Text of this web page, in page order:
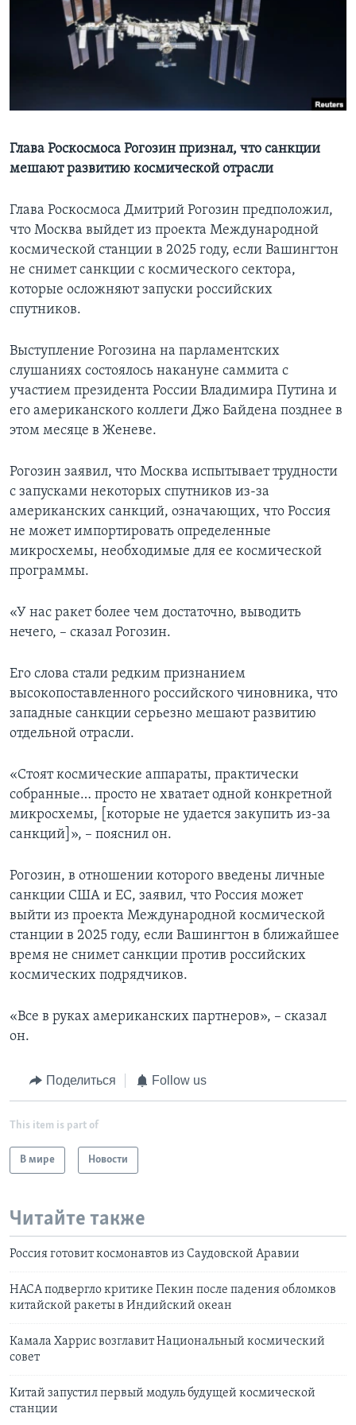
Learning English
СОЦИАЛЬНЫЕ СЕТИ
Языки
Глава Роскосмоса Рогозин признал, что санкции
мешают развитию космической отрасли
Глава Роскосмоса Дмитрий Рогозин предположил,
что Москва выйдет из проекта Международной
космической станции в 2025 году, если Вашингтон
не снимет санкции с космического сектора,
которые осложняют запуски российских
спутников.
Выступление Рогозина на парламентских
слушаниях состоялось накануне саммита с
участием президента России Владимира Путина и
его американского коллеги Джо Байдена позднее в
этом месяце в Женеве.
Рогозин заявил, что Москва испытывает трудности
с запусками некоторых спутников из-за
американских санкций, означающих, что Россия
не может импортировать определенные
микросхемы, необходимые для ее космической
программы.
«У нас ракет более чем достаточно, выводить
нечего, – сказал Рогозин.
Его слова стали редким признанием
высокопоставленного российского чиновника, что
западные санкции серьезно мешают развитию
отдельной отрасли.
«Стоят космические аппараты, практически
собранные… просто не хватает одной конкретной
микросхемы, [которые не удается закупить из-за
санкций]», – пояснил он.
Рогозин, в отношении которого введены личные
санкции США и ЕС, заявил, что Россия может
выйти из проекта Международной космической
станции в 2025 году, если Вашингтон в ближайшее
время не снимет санкции против российских
космических подрядчиков.
«Все в руках американских партнеров», – сказал
он.
Поделиться Follow us
This item is part of
В мире Новости
Читайте также
Россия готовит космонавтов из Саудовской Аравии
НАСА подвергло критике Пекин после падения обломков
китайской ракеты в Индийский океан
Камала Харрис возглавит Национальный космический
совет
Китай запустил первый модуль будущей космической
станции